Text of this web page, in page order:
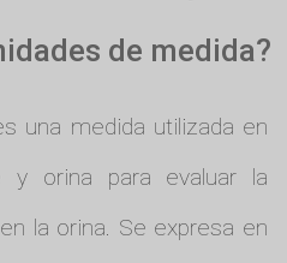
de medida?
una medida utilizada en
y orina para evaluar la
la orina. Se expresa en